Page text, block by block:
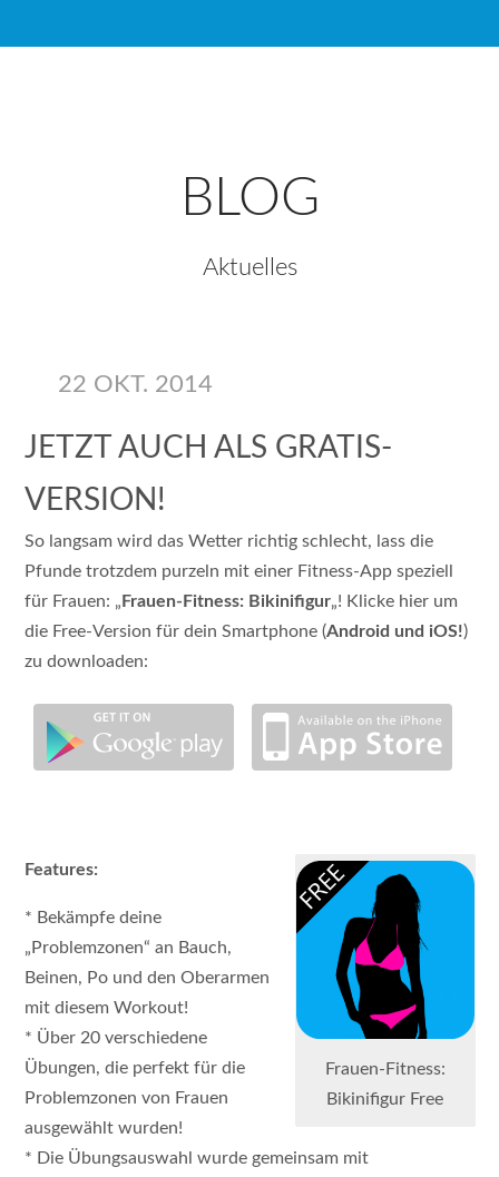
BLOG
Aktuelles
22 OKT. 2014
JETZT AUCH ALS GRATIS-
VERSION!
So langsam wird das Wetter richtig schlecht, lass die
Pfunde trotzdem purzeln mit einer Fitness-App speziell
für Frauen: „ Frauen-Fitness: Bikinifigur„! Klicke hier um
die Free-Version für dein Smartphone (Android und iOS!)
zu downloaden:
Frauen-Fitness:
Bikinifigur Free
Features:
* Bekämpfe deine
„Problemzonen“ an Bauch,
Beinen, Po und den Oberarmen
mit diesem Workout!
* Über 20 verschiedene
Übungen, die perfekt für die
Problemzonen von Frauen
ausgewählt wurden!
* Die Übungsauswahl wurde gemeinsam mit